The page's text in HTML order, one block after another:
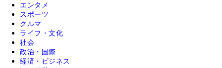
エンタメ
スポーツ
クルマ
ライフ・文化
社会
政治・国際
経済・ビジネス